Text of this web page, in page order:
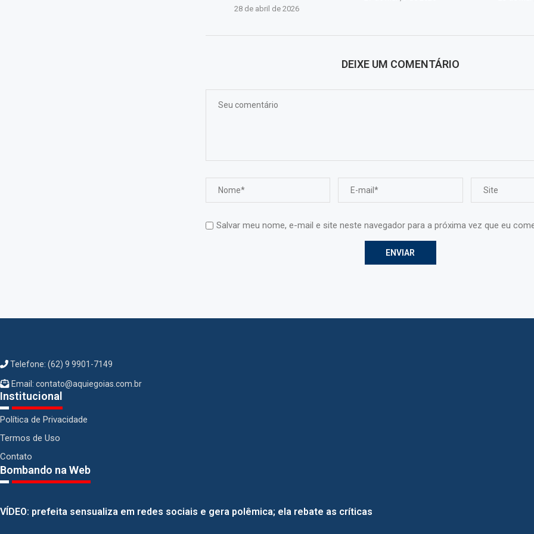
28 de abril de 2026
DEIXE UM COMENTÁRIO
Salvar meu nome, e-mail e site neste navegador para a próxima vez que eu
Telefone: (62) 9 9901-7149
Email: contato@aquiegoias.com.br
Institucional
Política de Privacidade
Termos de Uso
Contato
Bombando na Web
VÍDEO: prefeita sensualiza em redes sociais e gera polêmica; ela rebate as críticas